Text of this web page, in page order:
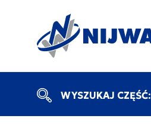
WYSZUKAJ CZĘŚĆ: